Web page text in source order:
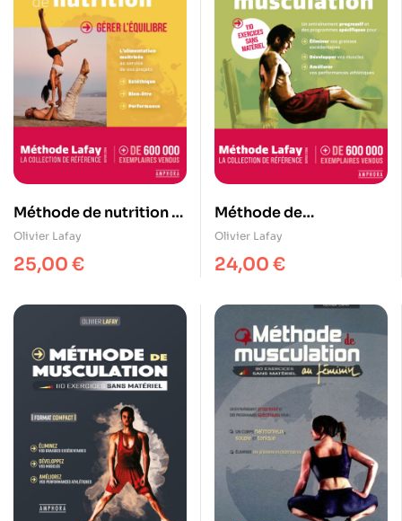
Méthode de nutrition –
Méthode Lafay
Olivier Lafay
25,00 €
Méthode de
musculation – Méthode
Lafay
Olivier Lafay
24,00 €